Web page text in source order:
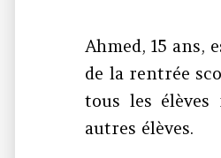
Ahmed, 15 ans,
de la rentrée
tous les
autres élèves.